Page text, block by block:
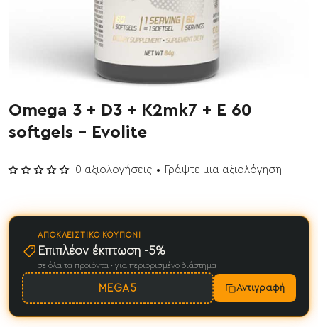
Έχει εξαντληθεί
Omega 3 + D3 + K2mk7 + E 60
softgels - Evolite
0 αξιολογήσεις • Γράψτε μια αξιολόγηση
ΑΠΟΚΛΕΙΣΤΙΚΌ ΚΟΥΠΌΝΙ
Επιπλέον έκπτωση -5%
σε όλα τα προϊόντα · για περιορισμένο διάστημα
MEGA5 Αντιγραφή